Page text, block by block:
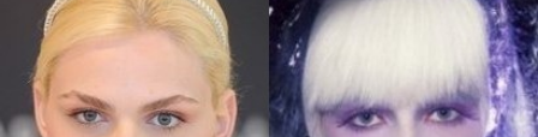
Случайное сходство 👍
Создать сходство